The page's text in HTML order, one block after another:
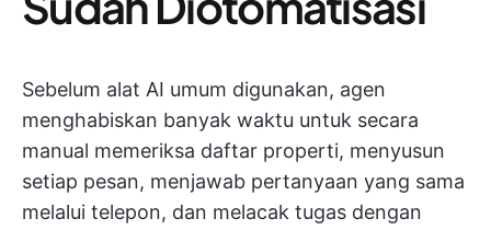
Sebelum alat AI umum digunakan, agen
menghabiskan banyak waktu untuk secara
manual memeriksa daftar properti, menyusun
setiap pesan, menjawab pertanyaan yang sama
melalui telepon, dan melacak tugas dengan